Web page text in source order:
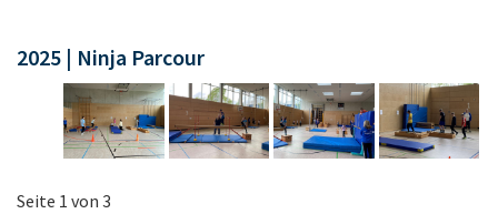
2025 | Ninja Parcour
Seite 1 von 3